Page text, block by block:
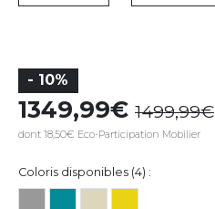
- 10%
1349,99 1499,99
dont 18,50€ Eco-Participation Mobilier
Coloris disponibles (4) :